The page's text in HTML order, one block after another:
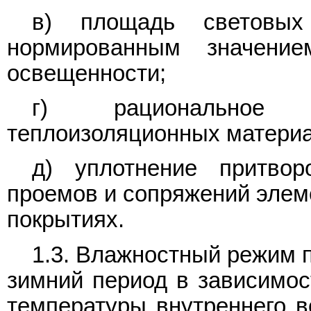
в) площадь
нормированным
освещенности;
г) рациональное
теплоизоляционных
д) уплотнение
проемов и сопряжений
покрытиях.
1.3. Влажностный режим
зимний период в
температуры внутреннего